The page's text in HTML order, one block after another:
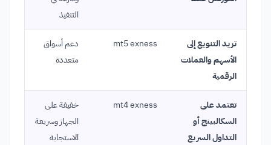
التنفيذ
تريد التنويع إلى
الأسهم والعملات
الرقمية
mt5 exness
دعم أسواق
متعددة
تعتمد على
السكالبينج أو
التداول السريع
mt4 exness
خفيفة على
الجهاز وسريعة
الاستجابة